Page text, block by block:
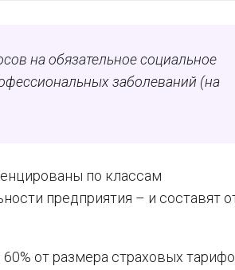
на обязательное социальное
заболеваний (на
по классам
предприятия – и составят
от размера страховых